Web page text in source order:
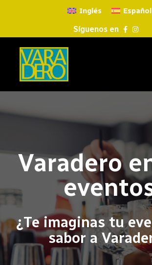
Inglés Español
Síguenos en
Varadero
¿Te imaginas tu
sabor a